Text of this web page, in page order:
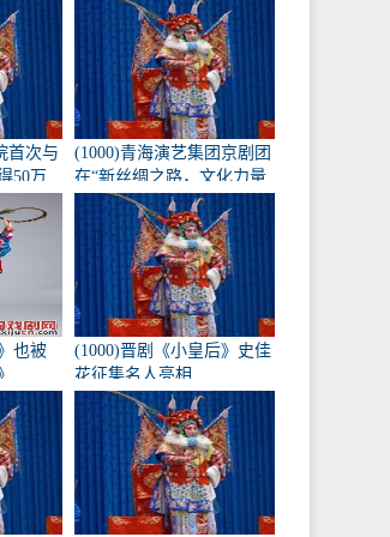
日在北京长安大剧院上
首次与
50万
(1000)青海演艺集团京剧团
在“新丝绸之路，文化力量
——第二届黄河流域歌剧
红梅大赛”中获得1金3银
也被
(1000)晋剧《小皇后》史佳
花征集名人亮相